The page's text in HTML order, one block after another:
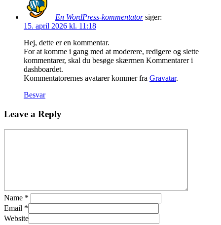
En WordPress-kommentator siger:
15. april 2026 kl. 11:18
Hej, dette er en kommentar.
For at komme i gang med at moderere, redigere og slette
kommentarer, skal du besøge skærmen Kommentarer i
dashboardet.
Kommentatorernes avatarer kommer fra Gravatar.
Besvar
Leave a Reply
Name *
Email *
Website